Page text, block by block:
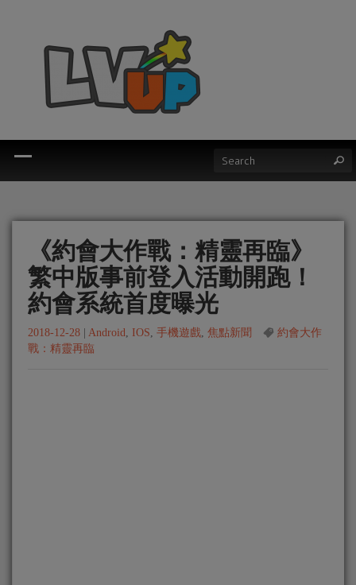
《約會大作戰：精靈再臨》
繁中版事前登入活動開跑！
約會系統首度曝光
2018-12-28 Android, IOS, 手機遊戲, 焦點新聞
約會大作
戰：精靈再臨